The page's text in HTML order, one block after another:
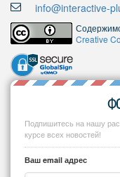
info@interactive-
Creative
Подпишитесь на нашу
курсе всех новостей!
Ваш email адрес